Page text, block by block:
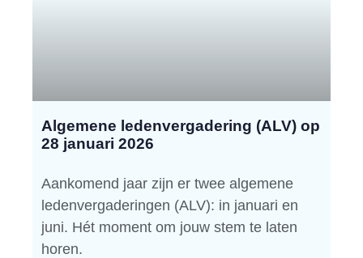
Algemene ledenvergadering (ALV) op
28 januari 2026
Aankomend jaar zijn er twee algemene
ledenvergaderingen (ALV): in januari en
juni. Hét moment om jouw stem te laten
horen.